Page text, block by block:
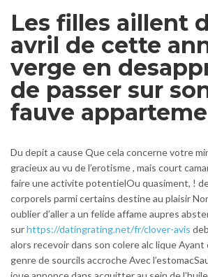
Les filles aillent
avril de cette
verge en
de passer sur
fauve
Du depit a cause Que cela concerne votre
gracieux au vu de l’erotisme , mais court
faire une activite potentielOu quasiment, !
corporels parmi certains destine au plaisir
oublier d’aller a un felide affame aupres
surhttps://datingrating.net/fr/clover-avis
alors recevoir dans son colere alc lique
genre de sourcils accroche Avec